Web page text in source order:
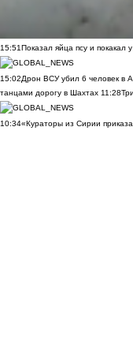
15:51Показал яйца псу и
15:02Дрон ВСУ убил 6 человек в
танцами дорогу в Шахтах 11:28
10:34«Кураторы из Сирии